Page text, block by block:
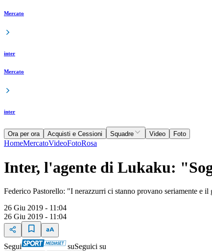
Mercato
inter
Mercato
inter
Ora per ora Acquisti e Cessioni Squadre Video Foto
HomeMercatoVideoFotoRosa
Inter, l'agente di Lukaku:
Federico Pastorello: "I nerazzurri ci stanno provano seriamente e il
26 Giu 2019 - 11:04
26 Giu 2019 - 11:04
Segui suSeguici su